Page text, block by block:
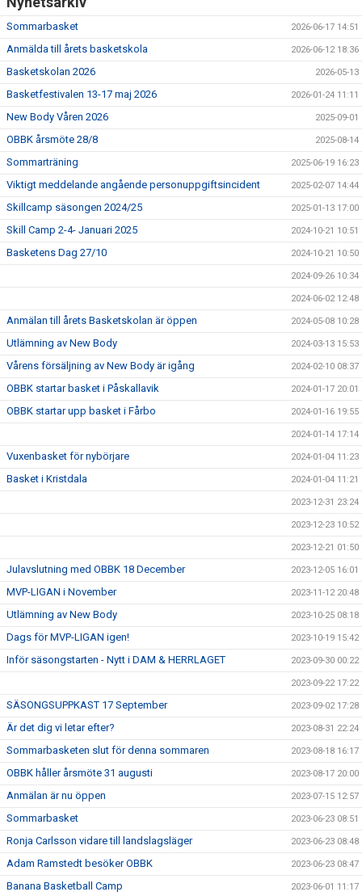
Sommarbasket 2026-06-17 14:51
Anmälda till årets basketskola 2026-06-12 18:36
Basketskolan 2026 2026-05-13
Basketfestivalen 13-17 maj 2026 2026-01-24 11:11
New Body Våren 2026 2025-09-01
OBBK årsmöte 28/8 2025-08-14
Sommarträning 2025-06-19 16:23
Viktigt meddelande angående personuppgiftsincident 2025-02-07 14:44
Skillcamp säsongen 2024/25 2025-01-13 17:00
Skill Camp 2-4- Januari 2025 2024-10-21 10:51
Basketens Dag 27/10 2024-10-21 10:50
2024-09-26 10:34
2024-06-02 12:48
Anmälan till årets Basketskolan är öppen 2024-05-08 10:28
Utlämning av New Body 2024-03-13 15:53
Vårens försäljning av New Body är igång 2024-02-10 08:37
OBBK startar basket i Påskallavik 2024-01-17 20:01
OBBK startar upp basket i Fårbo 2024-01-16 19:55
2024-01-14 17:14
Vuxenbasket för nybörjare 2024-01-04 11:23
Basket i Kristdala 2024-01-04 11:21
2023-12-31 23:24
2023-12-23 10:52
2023-12-21 01:50
Julavslutning med OBBK 18 December 2023-12-05 16:01
MVP-LIGAN i November 2023-11-12 20:48
Utlämning av New Body 2023-10-25 08:18
Dags för MVP-LIGAN igen! 2023-10-19 15:42
Inför säsongstarten - Nytt i DAM & HERRLAGET 2023-09-30 00:22
2023-09-22 17:22
SÄSONGSUPPKAST 17 September 2023-09-02 17:28
Är det dig vi letar efter? 2023-08-31 22:24
Sommarbasketen slut för denna sommaren 2023-08-18 16:17
OBBK håller årsmöte 31 augusti 2023-08-17 20:00
Anmälan är nu öppen 2023-07-15 12:57
Sommarbasket 2023-06-23 08:51
Ronja Carlsson vidare till landslagsläger 2023-06-23 08:48
Adam Ramstedt besöker OBBK 2023-06-23 08:47
Banana Basketball Camp 2023-06-01 11:17